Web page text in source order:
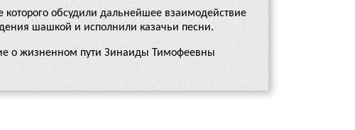
которого обсудили дальнейшее взаимодействие
шашкой и исполнили казачьи песни.
о жизненном пути Зинаиды Тимофеевны